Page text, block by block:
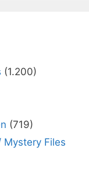
(1.200)
(719)
Mystery Files